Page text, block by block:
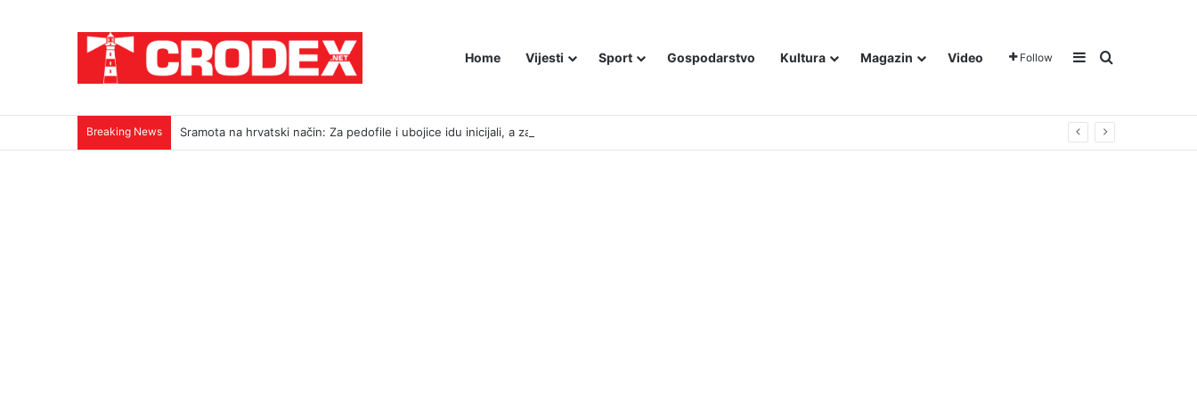
Home Vijesti Sport Gospodarstvo Kultura Magazin Video Follow Sidebar
Traži
Breaking News Sramota na hrvatski način: Za pedofile i ubojice idu inicijali, a za legendu Darija Šimića lisice i medijski linč